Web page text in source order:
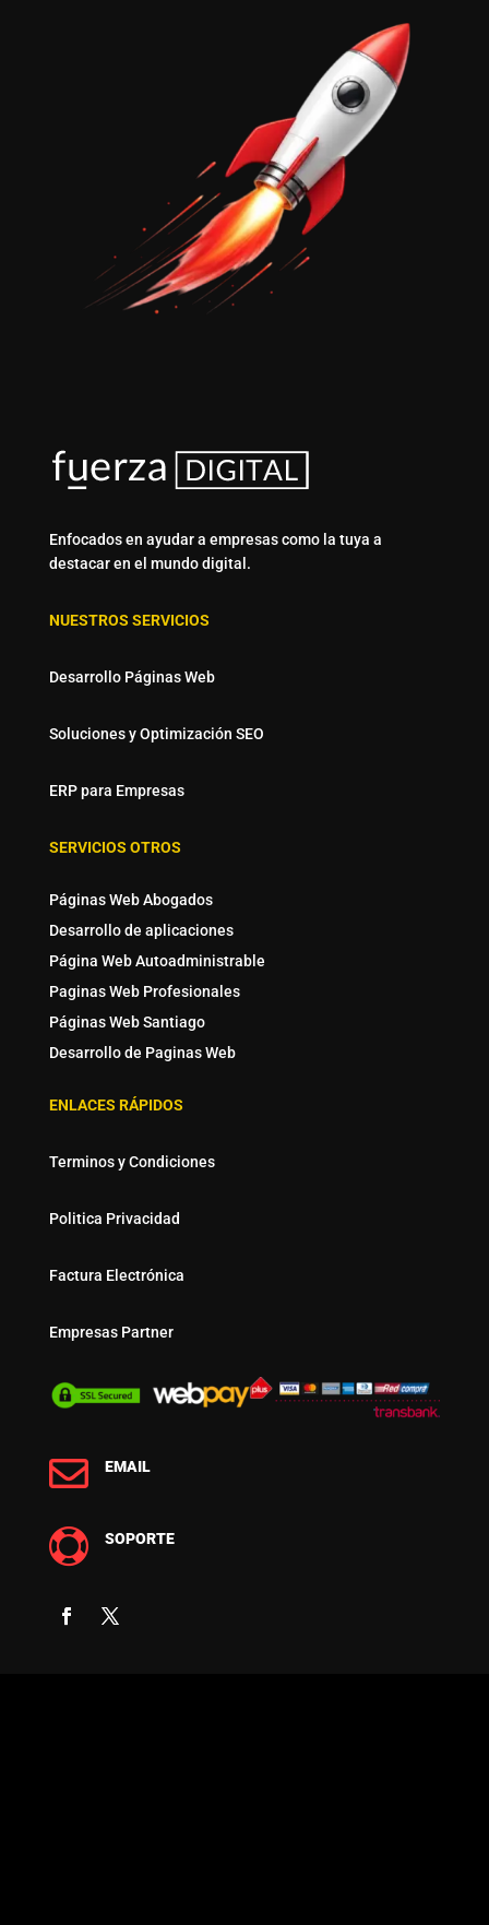
Enfocados en ayudar a empresas como la tuya a
destacar en el mundo digital.
NUESTROS SERVICIOS
Desarrollo Páginas Web
Soluciones y Optimización SEO
ERP para Empresas
SERVICIOS OTROS
Páginas Web Abogados
Desarrollo de aplicaciones
Página Web Autoadministrable
Paginas Web Profesionales
Páginas Web Santiago
Desarrollo de Paginas Web
ENLACES RÁPIDOS
Terminos y Condiciones
Politica Privacidad
Factura Electrónica
Empresas Partner
 EMAIL
 SOPORTE